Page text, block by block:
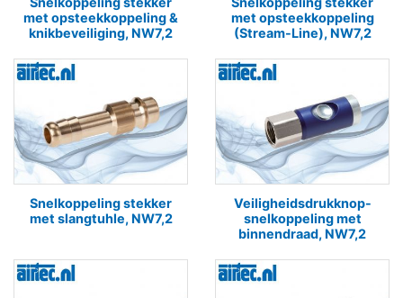
met opsteekkoppeling &
knikbeveiliging, NW7,2
met opsteekkoppeling
(Stream-Line), NW7,2
Snelkoppeling stekker
met slangtuhle, NW7,2
Veiligheidsdrukknop-
snelkoppeling met
binnendraad, NW7,2